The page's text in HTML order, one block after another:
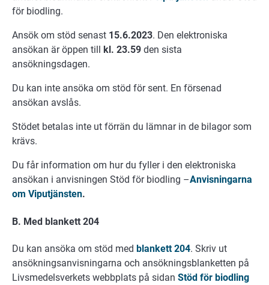
för biodling.
Ansök om stöd senast 15.6.2023. Den elektroniska
ansökan är öppen till
kl. 23.59 den sista
ansökningsdagen.
Du kan inte ansöka om stöd för sent. En försenad
ansökan avslås.
Stödet betalas inte ut förrän du lämnar in de bilagor som
krävs.
Du får information om hur du fyller i den elektroniska
ansökan i anvisningen Stöd för biodling –Anvisningarna
om Viputjänsten.
B. Med blankett 204
Du kan ansöka om stöd med blankett 204. Skriv ut
ansökningsanvisningarna och ansökningsblanketten på
Livsmedelsverkets webbplats på sidan Stöd för biodling